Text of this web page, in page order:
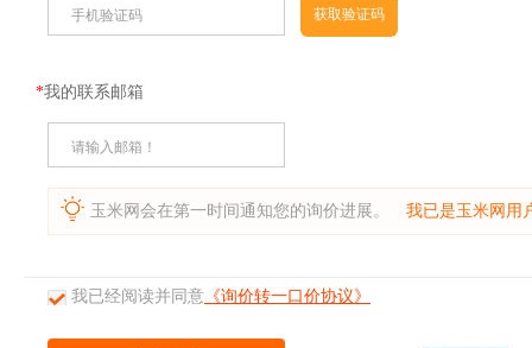
手机验证码
*我的联系邮箱
请输入邮箱！
玉米网会在第一时间通知您的询价进展。 我已是玉米网用
我已经阅读并同意 《询价转一口价协议》